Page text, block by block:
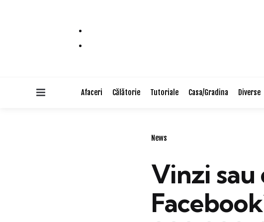
Afaceri Călătorie Tutoriale Casa/Gradina Diverse
Categories
News
Vinzi